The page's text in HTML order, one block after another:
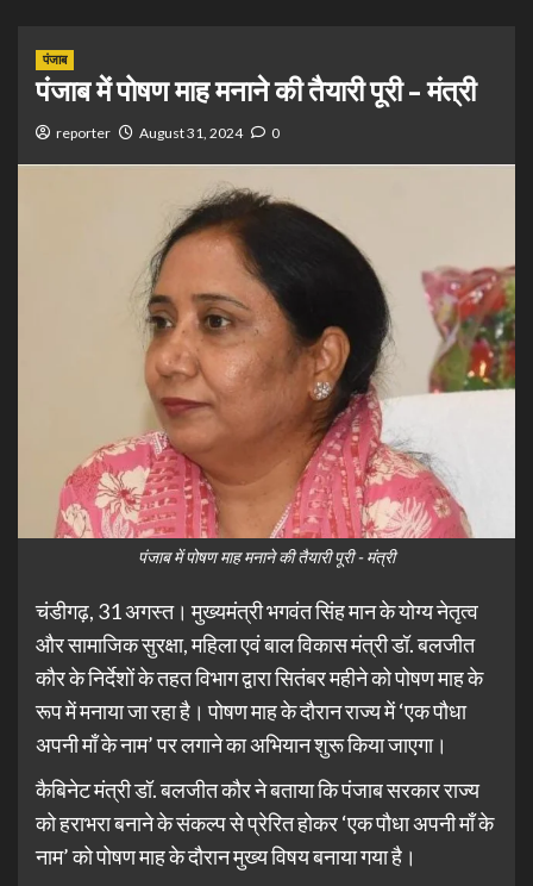
पंजाब
पंजाब में पोषण माह मनाने की तैयारी पूरी – मंत्री
reporter August 31, 2024 0
पंजाब में पोषण माह मनाने की तैयारी पूरी - मंत्री
चंडीगढ़, 31 अगस्त। मुख्यमंत्री भगवंत सिंह मान के योग्य नेतृत्व
और सामाजिक सुरक्षा, महिला एवं बाल विकास मंत्री डॉ. बलजीत
कौर के निर्देशों के तहत विभाग द्वारा सितंबर महीने को पोषण माह के
रूप में मनाया जा रहा है। पोषण माह के दौरान राज्य में ‘एक पौधा
अपनी माँ के नाम’ पर लगाने का अभियान शुरू किया जाएगा।
कैबिनेट मंत्री डॉ. बलजीत कौर ने बताया कि पंजाब सरकार राज्य
को हराभरा बनाने के संकल्प से प्रेरित होकर ‘एक पौधा अपनी माँ के
नाम’ को पोषण माह के दौरान मुख्य विषय बनाया गया है।